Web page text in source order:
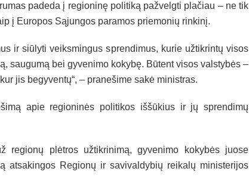
padeda į regioninę politiką pažvelgti plačiau – ne tik
į Europos Sąjungos paramos priemonių rinkinį.
ir siūlyti veiksmingus sprendimus, kurie užtikrintų visos
saugumą bei gyvenimo kokybę. Būtent visos valstybės –
jis begyventų“, – pranešime sakė ministras.
apie regioninės politikos iššūkius ir jų sprendimų
regionų plėtros užtikrinimą, gyvenimo kokybės juose
atsakingos Regionų ir savivaldybių reikalų ministerijos